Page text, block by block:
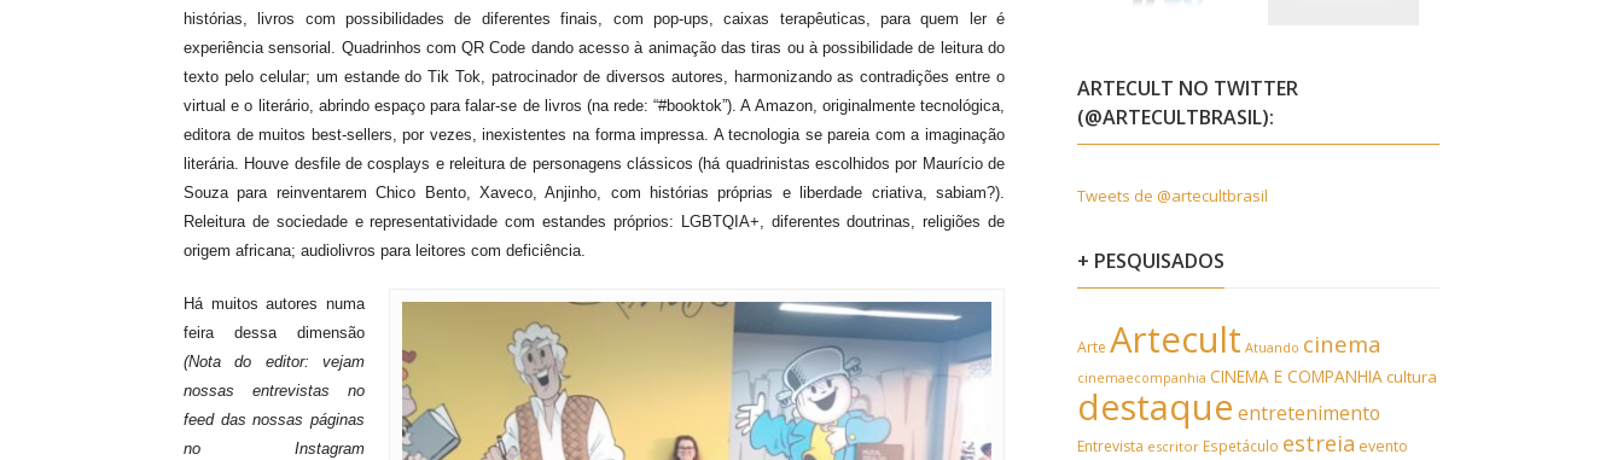
histórias,
livros com possibilidades de diferentes finais, com pop-ups,caixas terapêuticas, para quem
ler é
experiência sensorial. Quadrinhos com QR Code dando acesso à animação das tiras ou à possibilidade de leitura do
texto pelo celular; um estande do Tik Tok, patrocinador de diversos autores, harmonizando as contradiçõesentre o
virtual e o literário, abrindo espaço para falar-se de livros (na rede: “#booktok”).A Amazon, originalmentetecnológica,
editora demuitos best-sellers,por vezes,inexistentes na forma impressa. A tecnologia se pareia com a imaginação
literária. Houve desfile de cosplays ereleitura de personagens clássicos (há quadrinistasescolhidos por Maurício de
Souza para reinventarem Chico Bento, Xaveco, Anjinho, com histórias próprias e liberdade criativa, sabiam?).
Releitura de sociedade erepresentatividadecom estandes próprios: LGBTQIA+, diferentes doutrinas, religiões de
origem africana; audiolivros para leitores com deficiência.
Há muitos autores numa
feira dessa dimensão
(Nota do editor: vejam
nossas entrevistas no
feed das nossas páginas
no Instagram
ARTECULT NO TWITTER
(@ARTECULTBRASIL):
Tweets de @artecultbrasil
+ PESQUISADOS
Arte Artecult Atuando cinema
cinemaecompanhia CINEMA E COMPANHIAcultura
destaque entretenimento
Entrevista escritor Espetáculo estreia evento